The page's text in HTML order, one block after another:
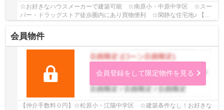
☆お好きなハウスメーカーで建築可能 ☆南原小・中原中学区 ☆スー
パー・ドラッグストア徒歩圏内にあり買物便利 ☆閑静な住宅地♪ 【平
会員物件
会員登録をして限定物件を見る
【仲介手数料０円】☆松原小・江陽中学区 ☆建築条件なし！お好きな